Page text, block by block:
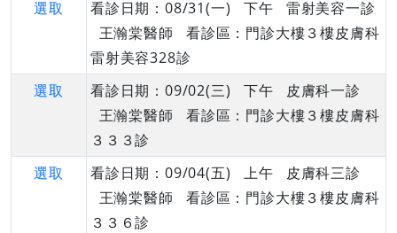
選取
看診日期：08/31(一) 下午 雷射美容一診
王瀚棠醫師 看診區：門診大樓３樓皮膚科
雷射美容328診
選取
看診日期：09/02(三) 下午 皮膚科一診
王瀚棠醫師 看診區：門診大樓３樓皮膚科
３３３診
選取
看診日期：09/04(五) 上午 皮膚科三診
王瀚棠醫師 看診區：門診大樓３樓皮膚科
３３６診